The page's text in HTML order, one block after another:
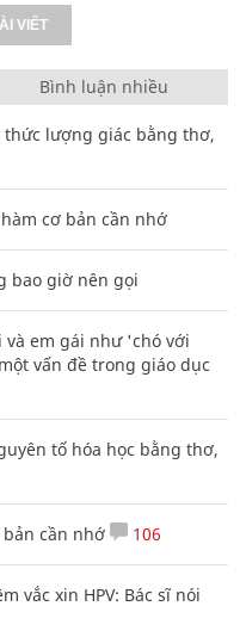
VIẾT
Bình luận nhiều
thức lượng giác bằng thơ,
cơ bản cần nhớ
bao giờ nên gọi
em gái như 'chó với
vấn đề trong giáo dục
tố hóa học bằng thơ,
bản cần nhớ 106
vắc xin HPV: Bác sĩ nói